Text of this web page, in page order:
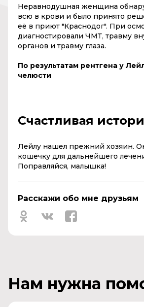
Неравнодушная женщина
всю в крови и было принято
её в приют "Краснодог". При
диагностировали ЧМТ, травму
органов и травму глаза.
По результатам рентгена у
челюсти
Счастливая
Лейлу нашел прежний хозяин.
кошечку для дальнейшего
Поправляйся, малышка!
Расскажи обо мне друзьям
Нам нужна